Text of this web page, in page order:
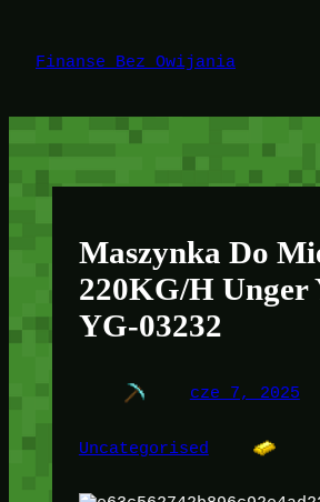
treści
Finanse Bez Owijania
Maszynka Do
220KG/H Unger
YG-03232
cze 7, 2025
Uncategorised